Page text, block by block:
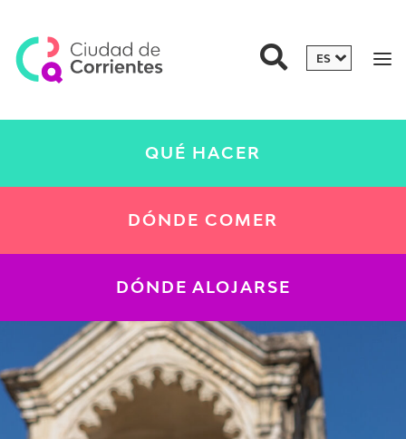
QUÉ HACER
DÓNDE COMER
DÓNDE ALOJARSE